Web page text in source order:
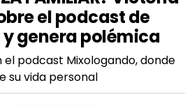
el podcast de
y genera polémica
podcast Mixologando, donde
su vida personal